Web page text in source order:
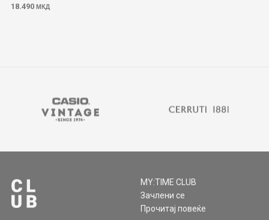
18.490 МКД
MY:TIME CLUB
Зачлени се
Прочитај повеќе